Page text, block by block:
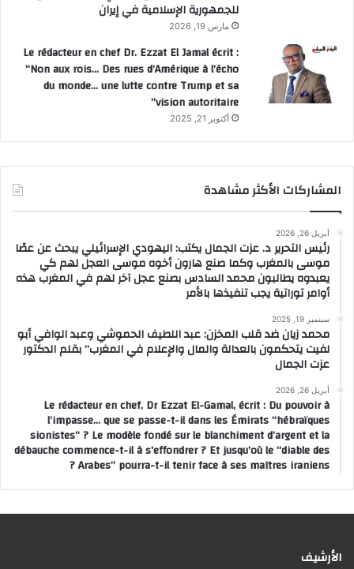
للجمهورية الإسلامية في إيران
مارس 19, 2026
Le rédacteur en chef Dr. Ezzat El Jamal écrit :
“Non aux rois… Des rues d’Amérique à l’écho
du monde… une lutte contre Trump et sa
vision autoritaire”
أكتوبر 21, 2025
المشاركات الأكثر مشاهدة
أبريل 26, 2026
رئيس التحرير د. عزت الجمال يكتب: اليهودي الإسرائيلي يبحث عن عصًا
موسى بالمغرب وكما صنع هارون أخوه موسى العجل لهم كي
يعبدوه يطالبون محمد السادس بصنع عجل آخر لهم في المغرب هذه
أوامر توراتية يجب تنفيذها بالأمر
سبتمبر 19, 2025
محمد زيان ضد قلب المخزن: عبد اللطيف الحموشي وعبد الوافي أبو
لفيت يتحكمون بالعدالة والمال والإعلام في المغرب” بقلم الدكتور
عزت الجمال
أبريل 26, 2026
Le rédacteur en chef, Dr Ezzat El-Gamal, écrit : Du pouvoir à
l’impasse… que se passe-t-il dans les Émirats “hébraïques
sionistes” ? Le modèle fondé sur le blanchiment d’argent et la
débauche commence-t-il à s’effondrer ? Et jusqu’où le “diable des
Arabes” pourra-t-il tenir face à ses maîtres iraniens ?
الأرشيف